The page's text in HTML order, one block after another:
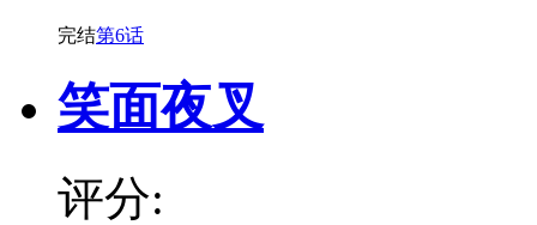
完结第6话
笑面夜叉
评分: